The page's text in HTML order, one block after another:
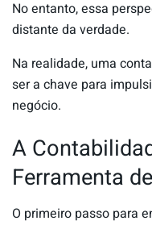
No entanto, essa
distante da verdade.
Na realidade, uma
ser a chave para
negócio.
A
Ferramenta
O primeiro passo para